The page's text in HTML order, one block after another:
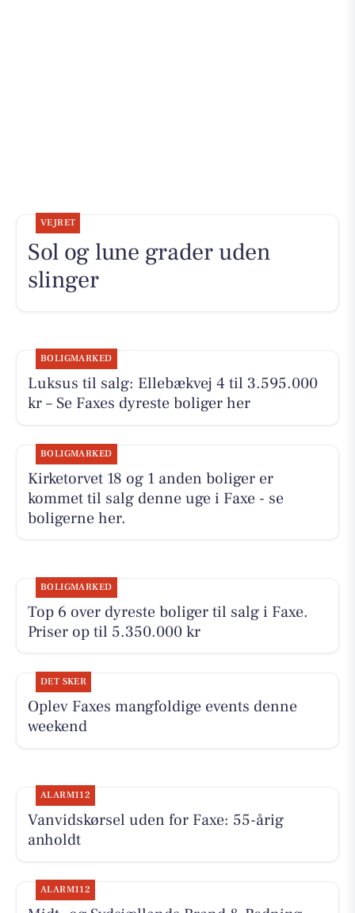
VEJRET
Sol og lune grader uden
slinger
BOLIGMARKED
Luksus til salg: Ellebækvej 4 til 3.595.000
kr – Se Faxes dyreste boliger her
BOLIGMARKED
Kirketorvet 18 og 1 anden boliger er
kommet til salg denne uge i Faxe - se
boligerne her.
BOLIGMARKED
Top 6 over dyreste boliger til salg i Faxe.
Priser op til 5.350.000 kr
DET SKER
Oplev Faxes mangfoldige events denne
weekend
ALARM112
Vanvidskørsel uden for Faxe: 55-årig
anholdt
ALARM112